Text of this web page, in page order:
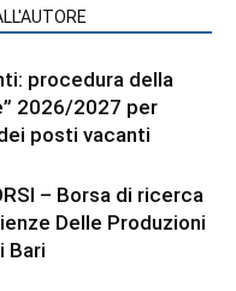
procedura della
2026/2027 per
posti vacanti
– Borsa di ricerca
Delle Produzioni
Bari